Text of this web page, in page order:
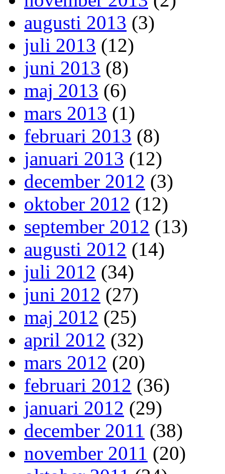
augusti 2013 (3)
juli 2013 (12)
juni 2013 (8)
maj 2013 (6)
mars 2013 (1)
februari 2013 (8)
januari 2013 (12)
december 2012 (3)
oktober 2012 (12)
september 2012 (13)
augusti 2012 (14)
juli 2012 (34)
juni 2012 (27)
maj 2012 (25)
april 2012 (32)
mars 2012 (20)
februari 2012 (36)
januari 2012 (29)
december 2011 (38)
november 2011 (20)